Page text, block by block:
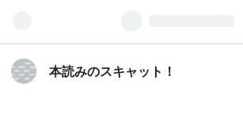
本読みのスキャット！